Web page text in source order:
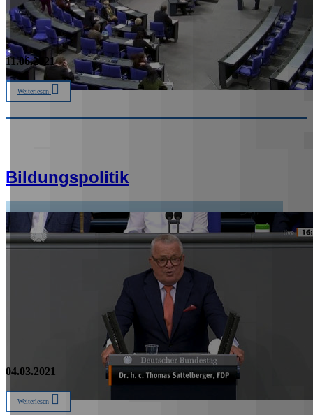
11.06.2021
Weiterlesen
Bildungspolitik
04.03.2021
Weiterlesen